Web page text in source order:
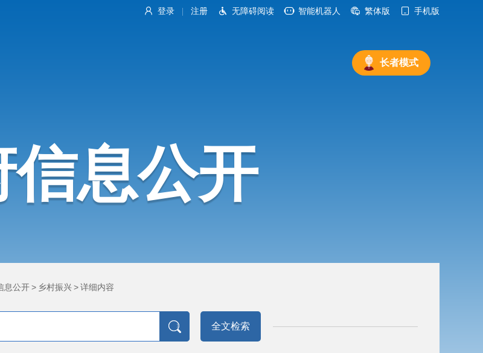
登录 注册 无障碍阅读 智能机器人 繁体版 手机版
长者模式
信息公开
息公开> 乡村振兴>详细内容
全文检索